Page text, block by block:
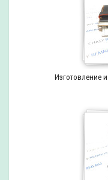
Изготовление